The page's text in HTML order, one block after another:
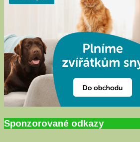
Sponzorované odkazy